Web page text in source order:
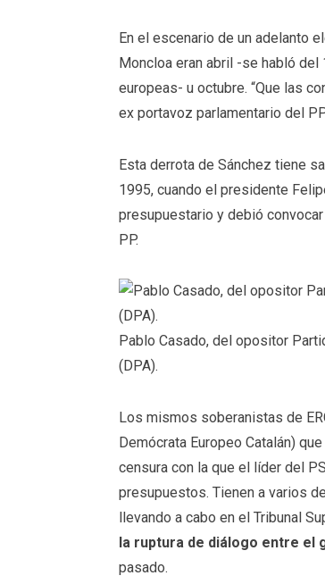
En el escenario de un adelanto
Moncloa eran abril -se habló
europeas- u octubre. “Que las
ex portavoz parlamentario del
Esta derrota de Sánchez tiene
1995, cuando el presidente
presupuestario y debió
PP.
Pablo Casado, del opositor
(DPA).
Los mismos soberanistas de
Demócrata Europeo Catalán)
censura con la que el líder del
presupuestos. Tienen a varios
llevando a cabo en el Tribunal
la ruptura de diálogo entre el
pasado.